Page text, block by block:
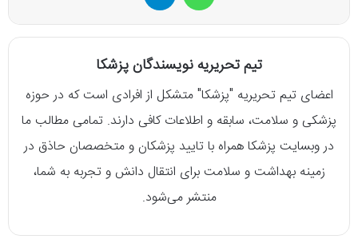
تیم تحریریه نویسندگان پزشکا
اعضای تیم تحریریه "پزشکا" متشکل از افرادی است که در حوزه
پزشکی و سلامت، سابقه و اطلاعات کافی دارند. تمامی مطالب ما
در وبسایت پزشکا همراه با تایید پزشکان و متخصصان حاذق در
زمینه بهداشت و سلامت برای انتقال دانش و تجربه به شما،
منتشر می‌شود.